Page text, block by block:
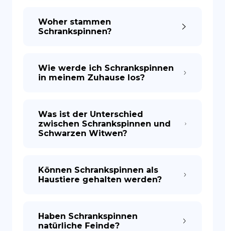
Woher stammen
Schrankspinnen?
Wie werde ich Schrankspinnen
in meinem Zuhause los?
Was ist der Unterschied
zwischen Schrankspinnen und
Schwarzen Witwen?
Können Schrankspinnen als
Haustiere gehalten werden?
Haben Schrankspinnen
natürliche Feinde?